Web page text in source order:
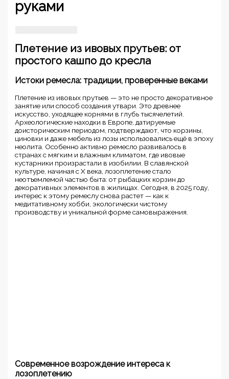
руками
Плетение из ивовых прутьев: от
простого кашпо до кресла
Истоки ремесла: традиции, проверенные веками
Плетение из ивовых прутьев — это не просто декоративное
занятие или способ создания утвари. Это древнее
искусство, уходящее корнями в глубь тысячелетий.
Археологические находки в Европе, датируемые
доисторическим периодом, подтверждают, что корзины,
циновки и даже мебель из лозы использовались ещё в эпоху
неолита. Особенно активно ремесло развивалось в
странах с мягким и влажным климатом, где ивовые
кустарники произрастали в изобилии. В славянской
культуре, начиная с X века, лозоплетение стало
неотъемлемой частью быта: от рыбацких корзин до
декоративных элементов в жилищах. Сегодня, в 2025 году,
интерес к этому ремеслу снова растет — как к
медитативному хобби, экологически чистому
производству и уникальной форме самовыражения.
Современное возрождение интереса к
лозоплетению